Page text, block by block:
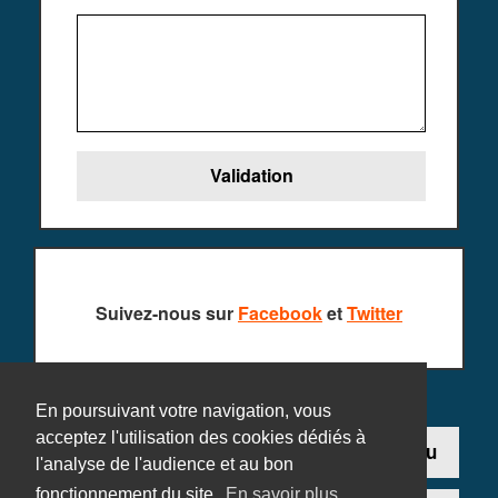
En poursuivant votre navigation, vous
acceptez l'utilisation des cookies dédiés à
l'analyse de l'audience et au bon
Suivez-nous sur FacebooketTwitter
Contact Ajouter un jeu